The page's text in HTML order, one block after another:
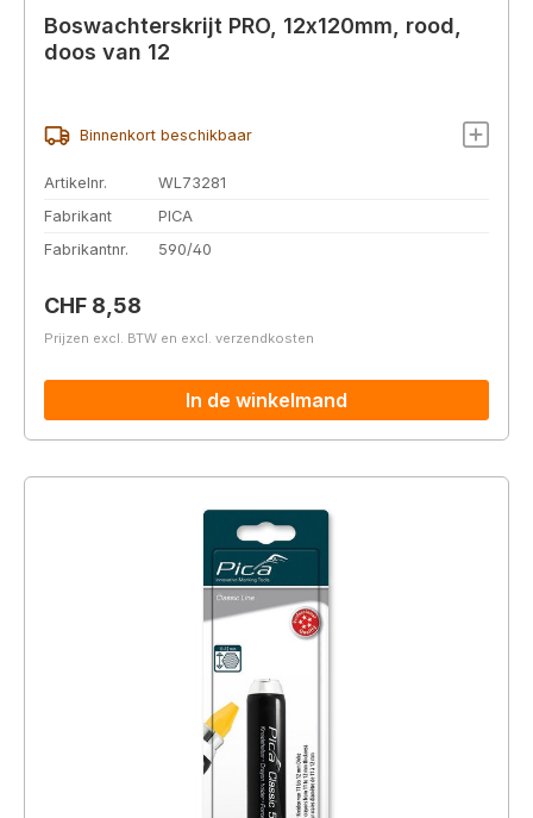
Boswachterskrijt PRO, 12x120mm, rood,
doos van 12
Binnenkort beschikbaar
Artikelnr.
WL73281
Fabrikant
PICA
Fabrikantnr.
590/40
Normale prijs:
CHF 8,58
Prijzen excl. BTW en excl. verzendkosten
In de winkelmand